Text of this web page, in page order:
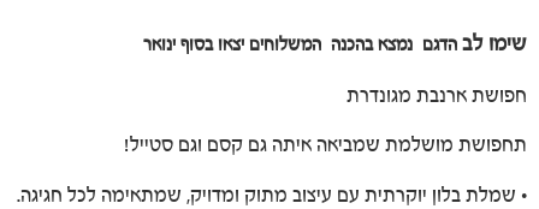
שימו לב הדגם נמצא בהכנה המשלוחים יצאו בסוף ינואר
חפושת ארנבת מגונדרת
תחפושת מושלמת שמביאה איתה גם קסם וגם סטייל!
• שמלת בלון יוקרתית עם עיצוב מתוק ומדויק, שמתאימה לכל חגיגה.